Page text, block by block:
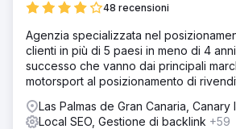
48 recensioni
Agenzia specializzata nel
clienti in più di 5 paesi in meno di 4
successo che vanno dai principali
motorsport al posizionamento di
Las Palmas de Gran Canaria, Canary
Local SEO, Gestione di backlink +59